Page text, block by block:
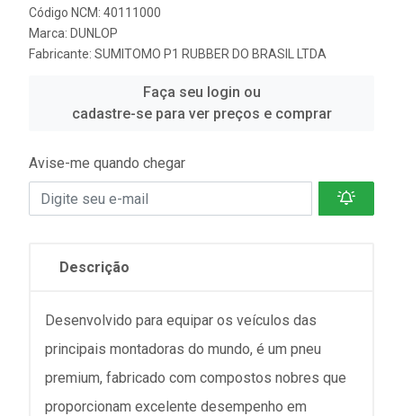
Código NCM: 40111000
Marca: DUNLOP
Fabricante: SUMITOMO P1 RUBBER DO BRASIL LTDA
Faça seu login ou
cadastre-se para ver preços e comprar
Avise-me quando chegar
Descrição
Desenvolvido para equipar os veículos das
principais montadoras do mundo, é um pneu
premium, fabricado com compostos nobres que
proporcionam excelente desempenho em